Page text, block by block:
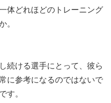
体どれほどのトレーニング
。
続ける選手にとって、彼ら
に参考になるのではないで
す。